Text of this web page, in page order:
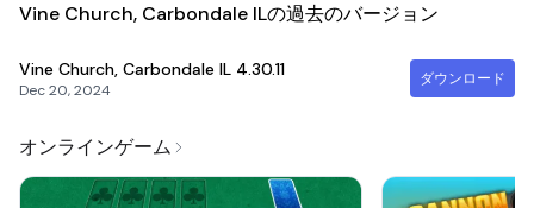
Vine Church, Carbondale ILの過去のバージョン
Vine Church, Carbondale IL 4.30.11
Dec 20, 2024
ダウンロード
オンラインゲーム